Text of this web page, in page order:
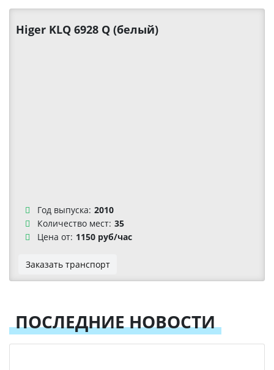
Higer KLQ 6928 Q (белый)
Год выпуска: 2010
Количество мест: 35
Цена от: 1150 руб/час
Заказать транспорт
ПОСЛЕДНИЕ НОВОСТИ